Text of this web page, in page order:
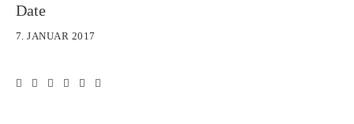
Date
7. JANUAR 2017